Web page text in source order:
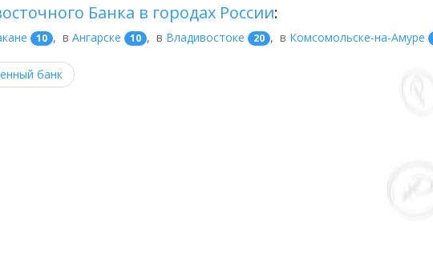
Банка в городах России:
10 , в Ангарске 10 , в Владивостоке 20 , в Комсомольске-на-Амуре
банк